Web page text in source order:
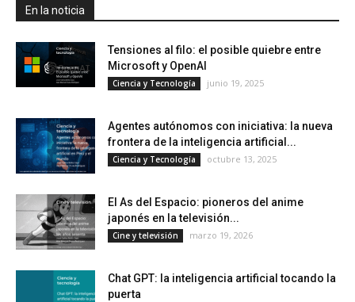
En la noticia
Tensiones al filo: el posible quiebre entre
Microsoft y OpenAI
Ciencia y Tecnología junio 19, 2025
Agentes autónomos con iniciativa: la nueva
frontera de la inteligencia artificial...
Ciencia y Tecnología octubre 13, 2025
El As del Espacio: pioneros del anime
japonés en la televisión...
Cine y televisión marzo 19, 2026
Chat GPT: la inteligencia artificial tocando la
puerta